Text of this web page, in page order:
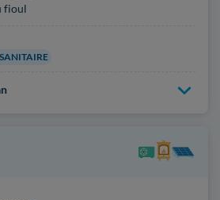
fioul